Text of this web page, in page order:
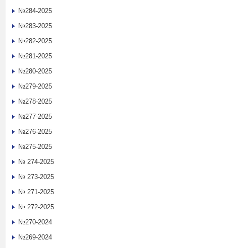
№284-2025
№283-2025
№282-2025
№281-2025
№280-2025
№279-2025
№278-2025
№277-2025
№276-2025
№275-2025
№ 274-2025
№ 273-2025
№ 271-2025
№ 272-2025
№270-2024
№269-2024